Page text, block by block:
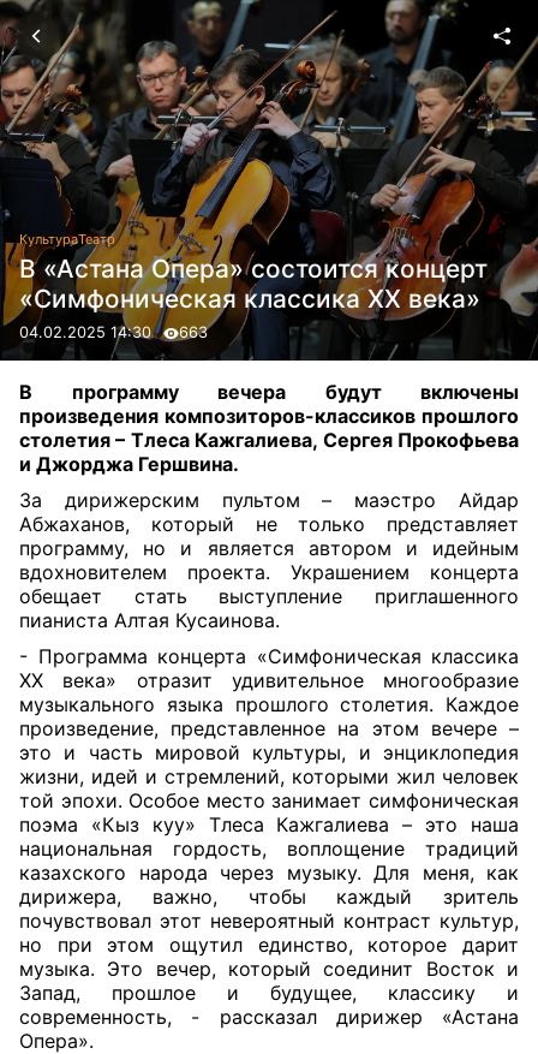
КультураТеатр
В «Астана Опера» состоится концерт
«Симфоническая классика XX века»
04.02.2025 14:30 663
В программу вечера будут включены
произведения композиторов-классиков прошлого
столетия – Тлеса Кажгалиева, Сергея Прокофьева
и Джорджа Гершвина.
За дирижерским пультом – маэстро Айдар
Абжаханов, который не только представляет
программу, но и является автором и идейным
вдохновителем проекта. Украшением концерта
обещает стать выступление приглашенного
пианиста Алтая Кусаинова.
- Программа концерта «Симфоническая классика
XX века» отразит удивительное многообразие
музыкального языка прошлого столетия. Каждое
произведение, представленное на этом вечере –
это и часть мировой культуры, и энциклопедия
жизни, идей и стремлений, которыми жил человек
той эпохи. Особое место занимает симфоническая
поэма «Кыз куу» Тлеса Кажгалиева – это наша
национальная гордость, воплощение традиций
казахского народа через музыку. Для меня, как
дирижера, важно, чтобы каждый зритель
почувствовал этот невероятный контраст культур,
но при этом ощутил единство, которое дарит
музыка. Это вечер, который соединит Восток и
Запад, прошлое и будущее, классику и
современность, - рассказал дирижер «Астана
Опера».